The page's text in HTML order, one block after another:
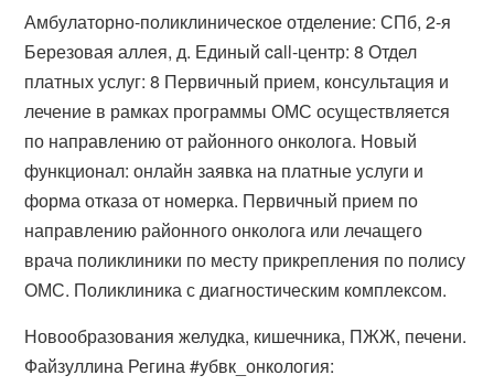
Амбулаторно-поликлиническое отделение: СПб, 2-я
Березовая аллея, д. Единый call-центр: 8 Отдел
платных услуг: 8 Первичный прием, консультация и
лечение в рамках программы ОМС осуществляется
по направлению от районного онколога. Новый
функционал: онлайн заявка на платные услуги и
форма отказа от номерка. Первичный прием по
направлению районного онколога или лечащего
врача поликлиники по месту прикрепления по полису
ОМС. Поликлиника с диагностическим комплексом.
Новообразования желудка, кишечника, ПЖЖ, печени.
Файзуллина Регина #убвк_онкология: